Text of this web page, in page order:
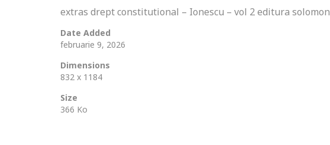
extras drept constitutional – Ionescu – vol 2 editura solomon
Date Added
februarie 9, 2026
Dimensions
832 x 1184
Size
366 Ko